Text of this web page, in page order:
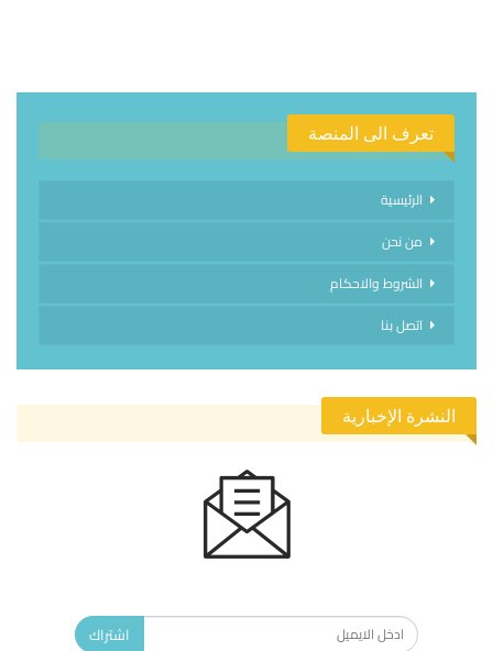
تعرف الى المنصة
الرئيسية
من نحن
الشروط والاحكام
اتصل بنا
النشرة الإخبارية
اشتراك